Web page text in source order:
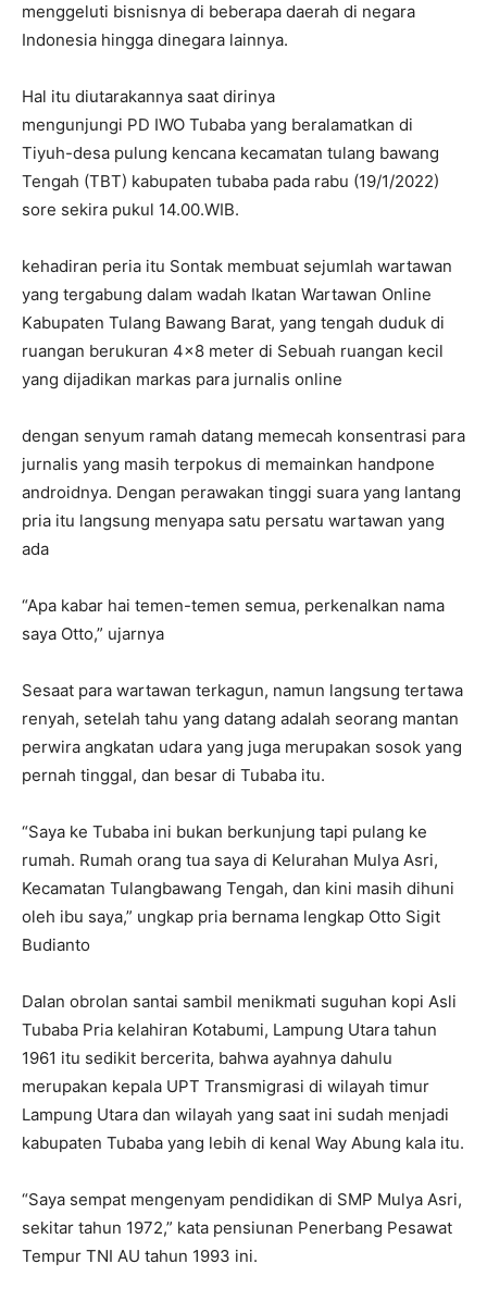
menggeluti bisnisnya di beberapa daerah di negara
Indonesia hingga dinegara lainnya.
Hal itu diutarakannya saat dirinya
mengunjungi PD IWO Tubaba yang beralamatkan di
Tiyuh-desa pulung kencana kecamatan tulang bawang
Tengah (TBT) kabupaten tubaba pada rabu (19/1/2022)
sore sekira pukul 14.00.WIB.
kehadiran peria itu Sontak membuat sejumlah wartawan
yang tergabung dalam wadah Ikatan Wartawan Online
Kabupaten Tulang Bawang Barat, yang tengah duduk di
ruangan berukuran 4×8 meter di Sebuah ruangan kecil
yang dijadikan markas para jurnalis online
dengan senyum ramah datang memecah konsentrasi para
jurnalis yang masih terpokus di memainkan handpone
androidnya. Dengan perawakan tinggi suara yang lantang
pria itu langsung menyapa satu persatu wartawan yang
ada
“Apa kabar hai temen-temen semua, perkenalkan nama
saya Otto,” ujarnya
Sesaat para wartawan terkagun, namun langsung tertawa
renyah, setelah tahu yang datang adalah seorang mantan
perwira angkatan udara yang juga merupakan sosok yang
pernah tinggal, dan besar di Tubaba itu.
“Saya ke Tubaba ini bukan berkunjung tapi pulang ke
rumah. Rumah orang tua saya di Kelurahan Mulya Asri,
Kecamatan Tulangbawang Tengah, dan kini masih dihuni
oleh ibu saya,” ungkap pria bernama lengkap Otto Sigit
Budianto
Dalan obrolan santai sambil menikmati suguhan kopi Asli
Tubaba Pria kelahiran Kotabumi, Lampung Utara tahun
1961 itu sedikit bercerita, bahwa ayahnya dahulu
merupakan kepala UPT Transmigrasi di wilayah timur
Lampung Utara dan wilayah yang saat ini sudah menjadi
kabupaten Tubaba yang lebih di kenal Way Abung kala itu.
“Saya sempat mengenyam pendidikan di SMP Mulya Asri,
sekitar tahun 1972,” kata pensiunan Penerbang Pesawat
Tempur TNI AU tahun 1993 ini.